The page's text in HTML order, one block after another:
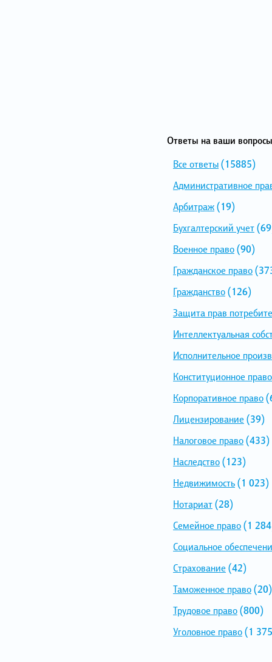
Ответы на ваши
Все ответы(15885)
Административное
Арбитраж(19)
Бухгалтерский учет
Военное право(90)
Гражданское право
Гражданство(126)
Защита прав
Интеллектуальная
Исполнительное
Конституционное право
Корпоративное право
Лицензирование (39)
Налоговое право(433)
Наследство(123)
Недвижимость(1 023)
Нотариат(28)
Семейное право(1
Социальное
Страхование (42)
Таможенное право(20)
Трудовое право(800)
Уголовное право(1